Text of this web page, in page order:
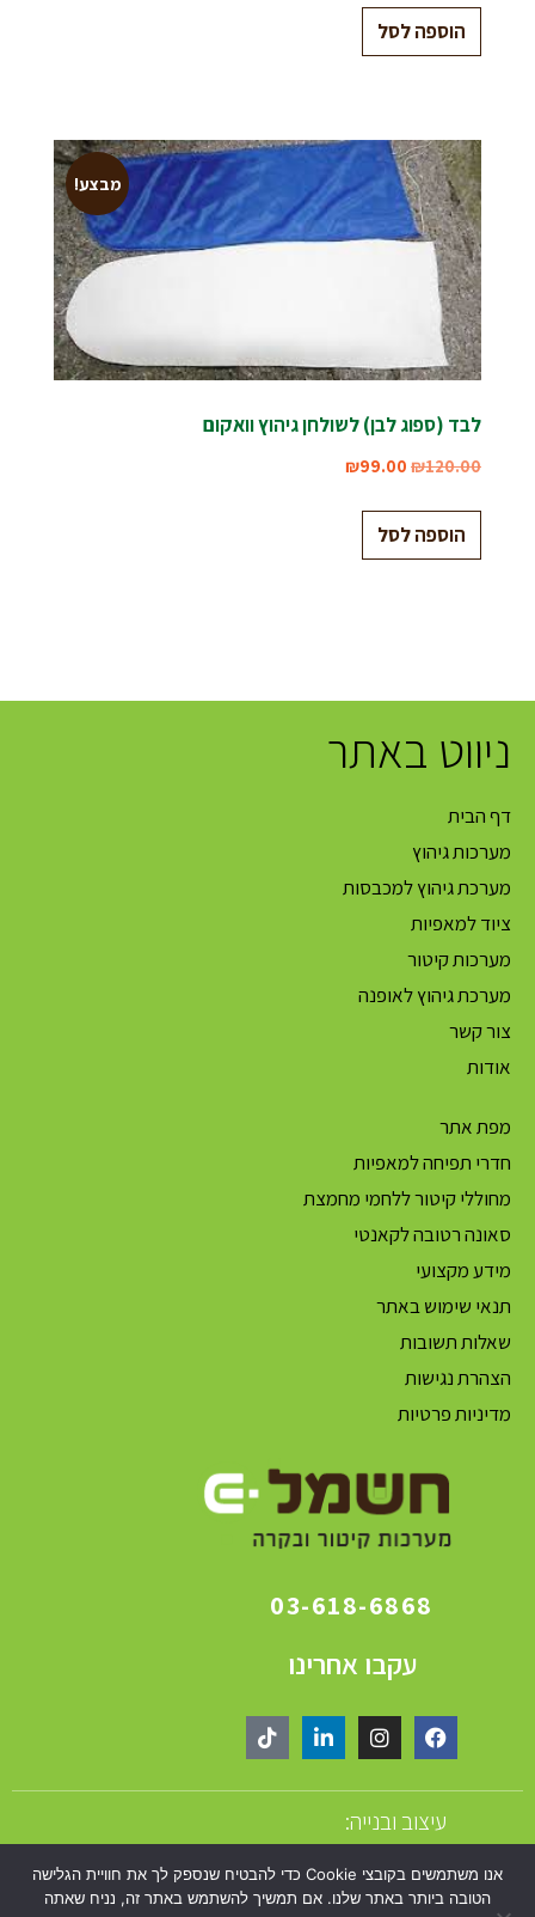
הוספה לסל
מבצע!
לבד (ספוג לבן) לשולחן גיהוץ וואקום
₪120.00
₪99.00
הוספה לסל
ניווט באתר
דף הבית
מערכות גיהוץ
מערכת גיהוץ למכבסות
ציוד למאפיות
מערכות קיטור
מערכת גיהוץ לאופנה
צור קשר
אודות
מפת אתר
חדרי תפיחה למאפיות
מחוללי קיטור ללחמי מחמצת
סאונה רטובה לקאנטי
מידע מקצועי
תנאי שימוש באתר
שאלות תשובות
הצהרת נגישות
מדיניות פרטיות
03-618-6868
עקבו אחרינו
עיצוב ובנייה:
אנו משתמשים בקובצי Cookie כדי להבטיח שנספק לך את חוויית הגלישה
הטובה ביותר באתר שלנו. אם תמשיך להשתמש באתר זה, נניח שאתה